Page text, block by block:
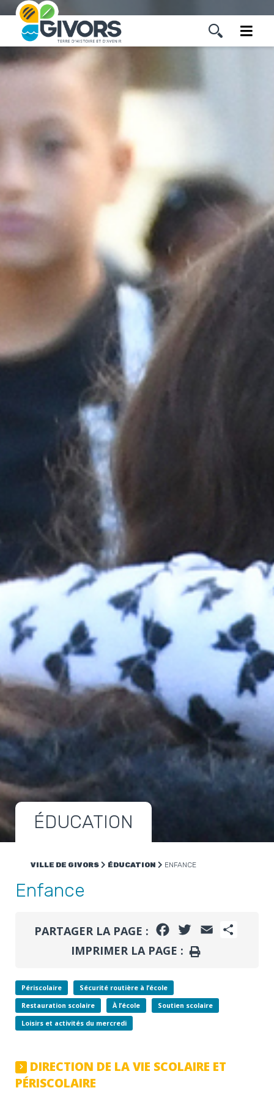
ÉDUCATION
VILLE DE GIVORS ÉDUCATION ENFANCE
Enfance
PARTAGER LA PAGE : FACEBOOKTWITTER
EMAIL
IMPRIMER LA PAGE : IMPRIMER
Périscolaire Sécurité routière à l’école
Restauration scolaire À l’école Soutien scolaire
Loisirs et activités du mercredi
DIRECTION DE LA VIE SCOLAIRE ET
PÉRISCOLAIRE